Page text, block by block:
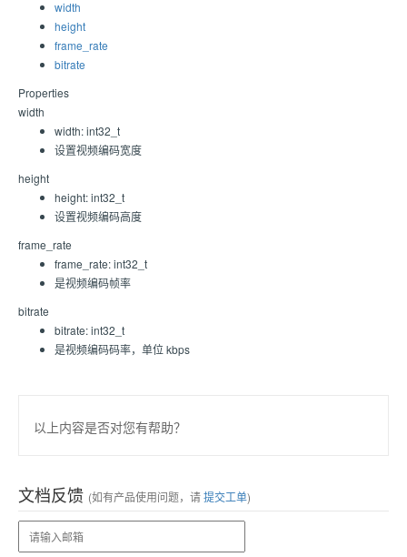
width
height
frame_rate
bitrate
Properties
width
width: int32_t
设置视频编码宽度
height
height: int32_t
设置视频编码高度
frame_rate
frame_rate: int32_t
是视频编码帧率
bitrate
bitrate: int32_t
是视频编码码率，单位 kbps
以上内容是否对您有帮助？
文档反馈 (如有产品使用问题，请提交工单)